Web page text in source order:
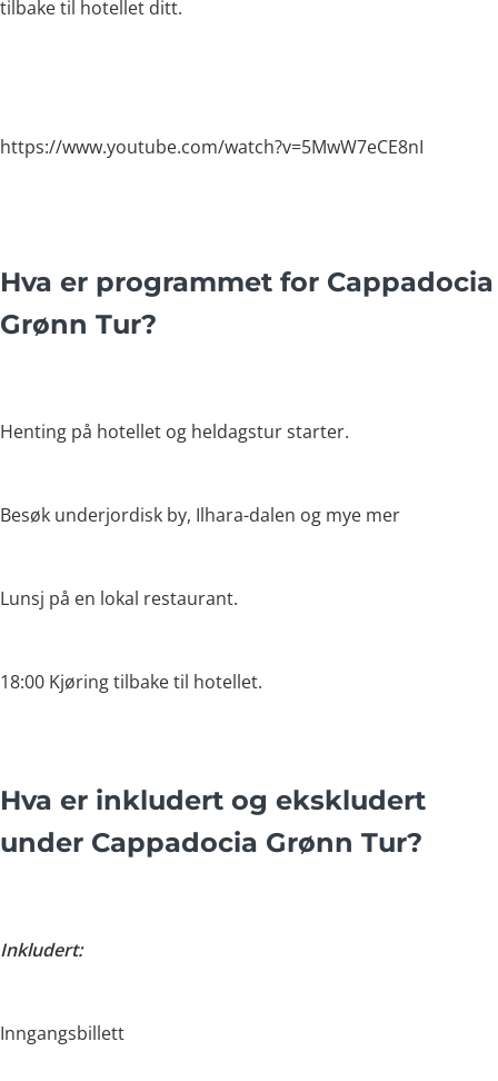
tilbake til hotellet ditt.
https://www.youtube.com/watch?v=5MwW7eCE8nI
Hva er programmet for Cappadocia
Grønn Tur?
Henting på hotellet og heldagstur starter.
Besøk underjordisk by, Ilhara-dalen og mye mer
Lunsj på en lokal restaurant.
18:00 Kjøring tilbake til hotellet.
Hva er inkludert og ekskludert
under Cappadocia Grønn Tur?
Inkludert:
Inngangsbillett